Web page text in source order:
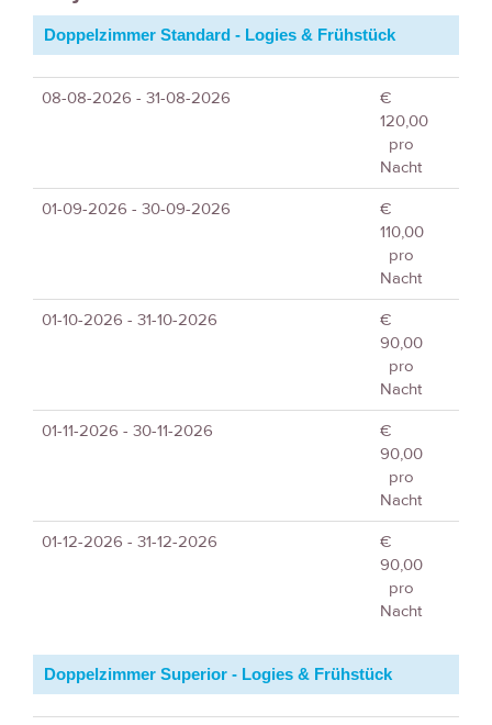
Doppelzimmer Standard - Logies & Frühstück
08-08-2026 - 31-08-2026
€
120,00
pro
Nacht
01-09-2026 - 30-09-2026
€
110,00
pro
Nacht
01-10-2026 - 31-10-2026
€
90,00
pro
Nacht
01-11-2026 - 30-11-2026
€
90,00
pro
Nacht
01-12-2026 - 31-12-2026
€
90,00
pro
Nacht
Doppelzimmer Superior - Logies & Frühstück